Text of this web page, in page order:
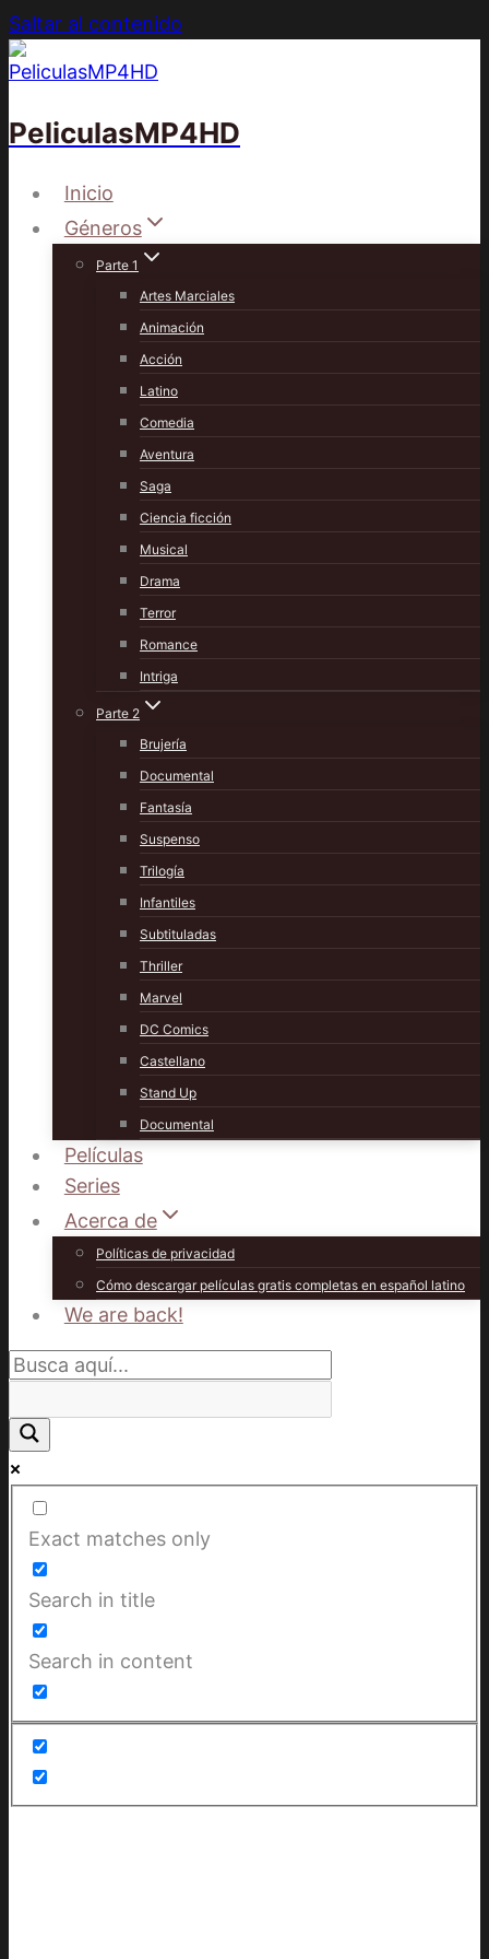
Saltar al contenido
PeliculasMP4HD
Inicio
Géneros
Parte 1
Artes Marciales
Animación
Acción
Latino
Comedia
Aventura
Saga
Ciencia ficción
Musical
Drama
Terror
Romance
Intriga
Parte 2
Brujería
Documental
Fantasía
Suspenso
Trilogía
Infantiles
Subtituladas
Thriller
Marvel
DC Comics
Castellano
Stand Up
Documental
Películas
Series
Acerca de
Políticas de privacidad
Cómo descargar películas gratis completas en español latino
We are back!
Exact matches only
Search in title
Search in content